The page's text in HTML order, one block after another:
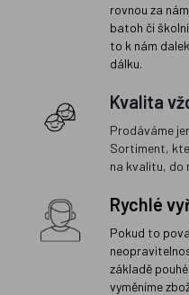
rovnou za
batoh či
to k nám
dálku.
Kvalita
Prodáváme
Sortiment,
na kvalitu, do
Rychlé
Pokud to
základě
vyměníme